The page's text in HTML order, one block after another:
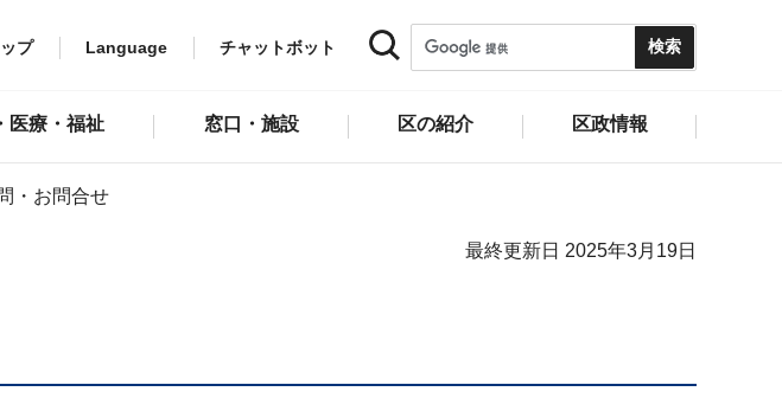
プ Language チャットボット
医療・福祉 窓口・施設 区の紹介 区政情報
・お問合せ
最終更新日 2025年3月19日